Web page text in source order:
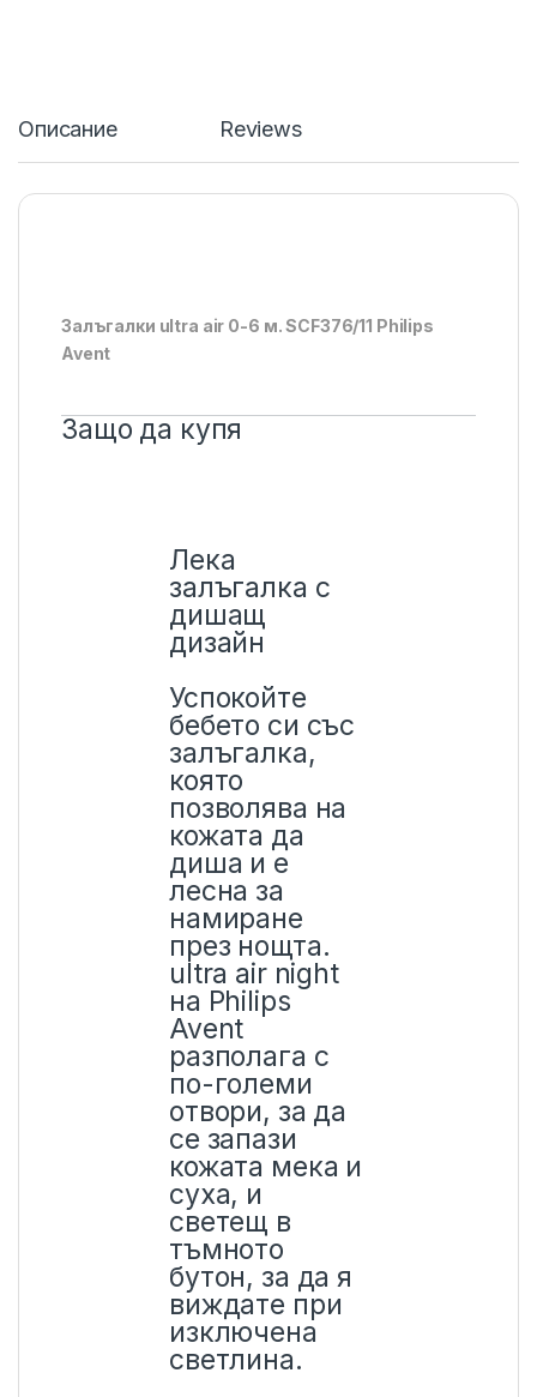
Описание Reviews
Залъгалки ultra air 0-6 м. SCF376/11 Philips
Avent
Защо да купя
Лека
залъгалка с
дишащ
дизайн
Успокойте
бебето си със
залъгалка,
която
позволява на
кожата да
диша и е
лесна за
намиране
през нощта.
ultra air night
на Philips
Avent
разполага с
по-големи
отвори, за да
се запази
кожата мека и
суха, и
светещ в
тъмното
бутон, за да я
виждате при
изключена
светлина.